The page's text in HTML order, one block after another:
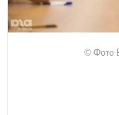
© Фото